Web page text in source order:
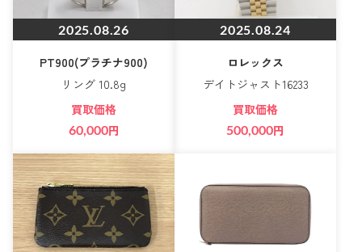
2025.08.26
PT900(プラチナ900)
リング 10.8g
買取価格
60,000円
2025.08.24
ロレックス
デイトジャスト16233
買取価格
500,000円